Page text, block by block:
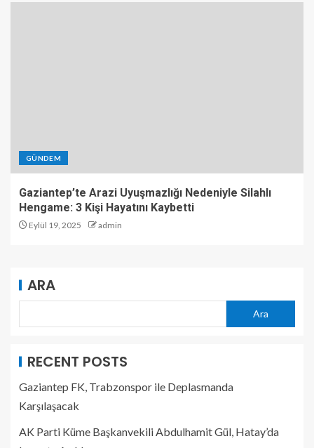
GÜNDEM
Gaziantep’te Arazi Uyuşmazlığı Nedeniyle Silahlı
Hengame: 3 Kişi Hayatını Kaybetti
Eylül 19, 2025 admin
ARA
Ara
RECENT POSTS
Gaziantep FK, Trabzonspor ile Deplasmanda
Karşılaşacak
AK Parti Küme Başkanvekili Abdulhamit Gül, Hatay’da